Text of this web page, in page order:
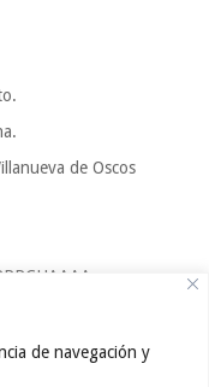
de navegación y
de Oscos